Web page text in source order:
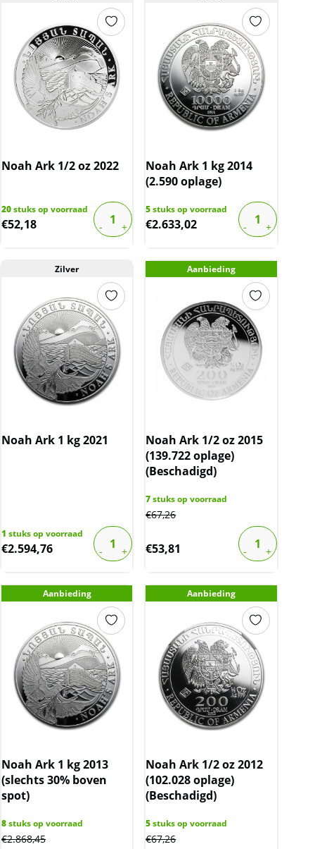
Noah Ark 1/2 oz 2022
20stuks op voorraad
€52,18
Noah Ark 1 kg 2014
(2.590 oplage)
5stuks op voorraad
€2.633,02
Zilver
Noah Ark 1 kg 2021
1 stuks op voorraad
€2.594,76
Aanbieding
Noah Ark 1/2 oz 2015
(139.722 oplage)
(Beschadigd)
7stuks op voorraad
€67,26
€53,81
Aanbieding
Noah Ark 1 kg 2013
(slechts 30% boven
spot)
8stuks op voorraad
€2.868,45
Aanbieding
Noah Ark 1/2 oz 2012
(102.028 oplage)
(Beschadigd)
5stuks op voorraad
€67,26